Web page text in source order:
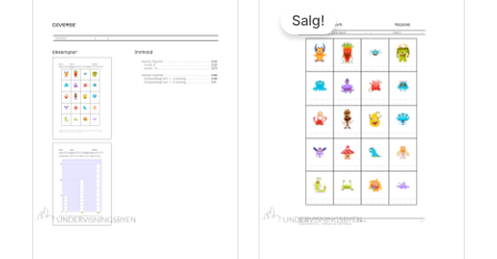
Salg!
pris
var:
pris
er: